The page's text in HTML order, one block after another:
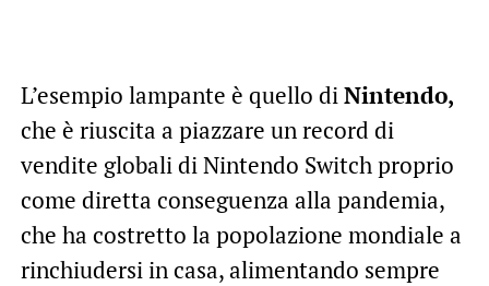
L’esempio lampante è quello diNintendo,
che è riuscita a piazzare un record di
vendite globali di Nintendo Switch proprio
come diretta conseguenza alla pandemia,
che ha costretto la popolazione mondiale a
rinchiudersi in casa, alimentando sempre